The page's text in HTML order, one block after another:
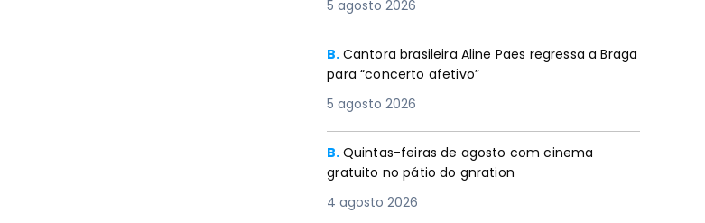
gratuito no pátio do gnration